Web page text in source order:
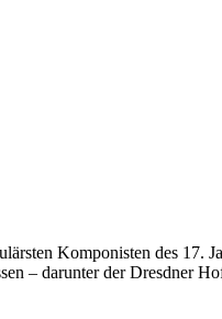
Komponisten des 17.
– darunter der Dresdner